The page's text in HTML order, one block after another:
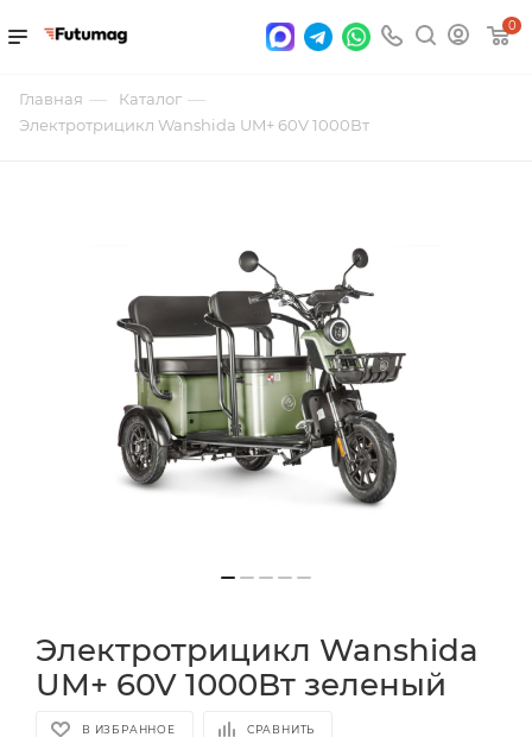
0
Главная — Каталог —
Электротрицикл Wanshida UM+ 60V 1000Вт
Электротрицикл Wanshida
UM+ 60V 1000Вт зеленый
В ИЗБРАННОЕ СРАВНИТЬ